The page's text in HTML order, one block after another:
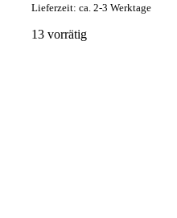
Lieferzeit: ca. 2-3 Werktage
13 vorrätig